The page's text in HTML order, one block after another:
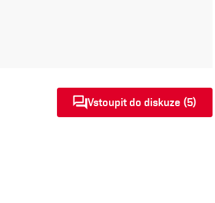
Vstoupit do diskuze (5)